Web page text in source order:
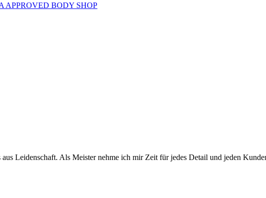
APPROVED BODY SHOP
Leidenschaft. Als Meister nehme ich mir Zeit für jedes Detail und jeden